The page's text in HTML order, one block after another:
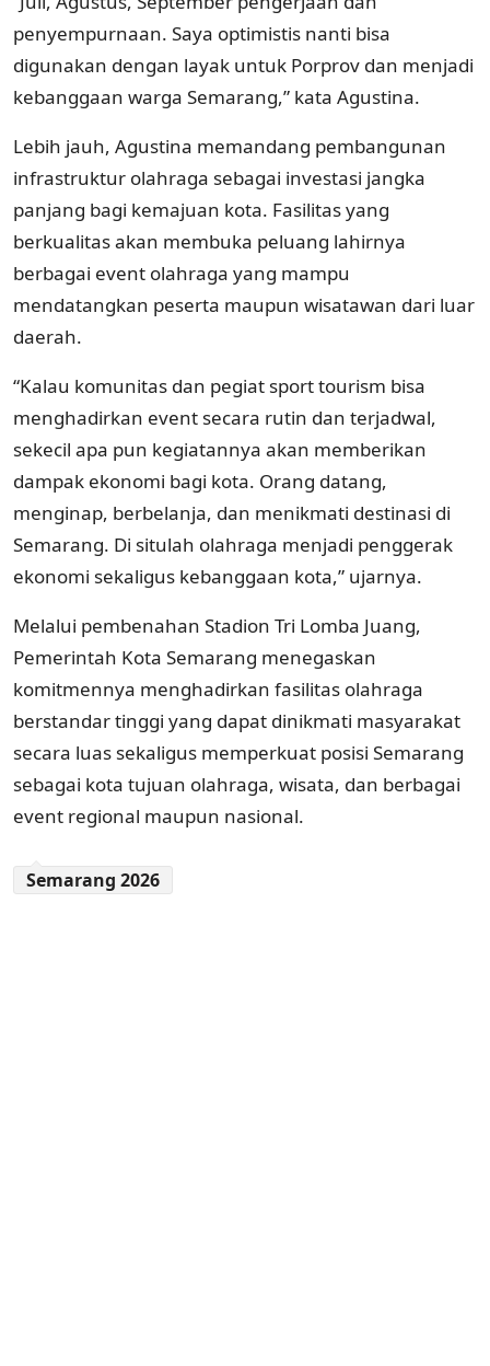
penyempurnaan. Saya optimistis nanti bisa
digunakan dengan layak untuk Porprov dan menjadi
kebanggaan warga Semarang,” kata Agustina.
Lebih jauh, Agustina memandang pembangunan
infrastruktur olahraga sebagai investasi jangka
panjang bagi kemajuan kota. Fasilitas yang
berkualitas akan membuka peluang lahirnya
berbagai event olahraga yang mampu
mendatangkan peserta maupun wisatawan dari luar
daerah.
“Kalau komunitas dan pegiat sport tourism bisa
menghadirkan event secara rutin dan terjadwal,
sekecil apa pun kegiatannya akan memberikan
dampak ekonomi bagi kota. Orang datang,
menginap, berbelanja, dan menikmati destinasi di
Semarang. Di situlah olahraga menjadi penggerak
ekonomi sekaligus kebanggaan kota,” ujarnya.
Melalui pembenahan Stadion Tri Lomba Juang,
Pemerintah Kota Semarang menegaskan
komitmennya menghadirkan fasilitas olahraga
berstandar tinggi yang dapat dinikmati masyarakat
secara luas sekaligus memperkuat posisi Semarang
sebagai kota tujuan olahraga, wisata, dan berbagai
event regional maupun nasional.
Semarang 2026